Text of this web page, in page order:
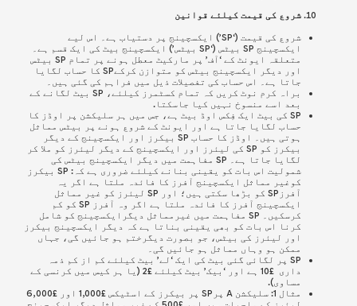
شروع کی قیمت کیلئے قوانین
شروع کی قیمت (‘SP’) ایکسچینج پر دستیاب ہے۔ اس لیے
ایکسچینج SP بیٹس (‘SP بیٹس’) ایکسچینج بیٹ کی ایک قسم ہے۔
متعلقہ ایونٹ کے ‘آف’ پر مارکیٹ معطل ہونے پر تمام SP بیٹس
اور دیگر ایکسچینج بیٹس کو متوازن کرکےSP کا حساب لگایا
جاتا ہے۔ اس حساب کی تفصیلات ذیل میں فراہم کی گئی ہیں۔
براہ کرم نوٹ کریں کہ تمام کسٹمرز کیلئے، SP بیٹ لگانے کے
بعد اسے منسوخ نہیں کیا جاسکتا.
SP کی بیٹ ایک فِکس اوڈ بیٹ ہے، جس میں ہر سلیکشن پر اوڈز کا
حساب لگایا جاتا ہے اور ایونٹ کے شروع ہونے پر بیٹس مماثل
ہوتی ہیں۔ اوڈز کا حساب SP بیکرز اور ایکسچینج کے دیگر
بیکرز کو SP کی لیئرز اور ایکسچینج کے دیگر لیئرز کو ملا کر
لگایا جاتا ہے۔
SP مفاہمت میں دیگر ایکسچینج بیٹس کی
شمولیت اس بات کو یقینی بنانے کیلئے ضروری ہے کہ: SP بیکرز
کوغیر مماثل ایکسچینج آفرز کا فائدہ ملتا ہے اگر یہ
آفرزSP کو بڑھا سکتی ہیں؛ اور SP لیئرز کو غیر مماثل
ایکسچینج آفرز کا فائدہ ملتا ہے اگر وہ آفرز SP کو کم
کرسکیں۔ SP مفاہمت
میں غیرمماثل دیگرایکسچینج کو شامل
کرنا اس بات کو بھی یقینی بناتا ہے کہ دیگر ایکسچینج بیکرز
اور لیئرز کی بیٹس، جو بصورت دیگرختم ہو جائیں گی، جہاں
ممکن ہو وہاں مماثل ہو جائیں گی۔
SP پر لگائی گئی بیٹ کی ایک ‘لے’ بیٹ کیلئے کم از کم ذمہ
داری £10 ہے اور ‘بیک’ بیٹ کیلئے £2 (یا ہر کیس میں کرنسی کے
مساوی).
مثال 1: سلیکشن A پرSP پر بیکرز کے اسٹیکس £1,000 اور £6,000